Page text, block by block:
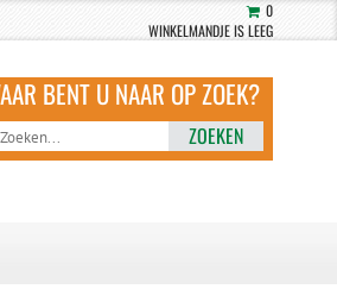
0
WINKELMANDJE IS LEEG
ZOEKEN